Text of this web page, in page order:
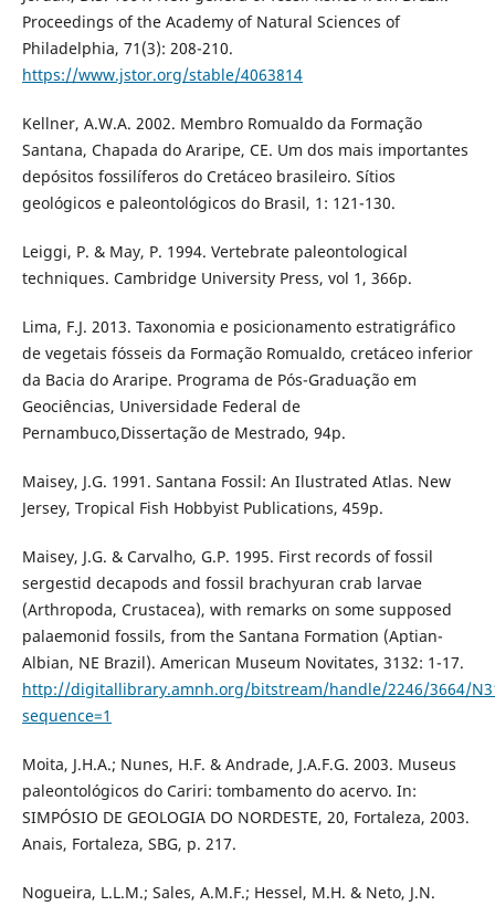
Proceedings of the Academy of Natural Sciences of
Philadelphia, 71(3): 208-210.
https://www.jstor.org/stable/4063814
Kellner, A.W.A. 2002. Membro Romualdo da Formação
Santana, Chapada do Araripe, CE. Um dos mais importantes
depósitos fossilíferos do Cretáceo brasileiro. Sítios
geológicos e paleontológicos do Brasil, 1: 121-130.
Leiggi, P. & May, P. 1994. Vertebrate paleontological
techniques. Cambridge University Press, vol 1, 366p.
Lima, F.J. 2013. Taxonomia e posicionamento estratigráfico
de vegetais fósseis da Formação Romualdo, cretáceo inferior
da Bacia do Araripe. Programa de Pós-Graduação em
Geociências, Universidade Federal de
Pernambuco,Dissertação de Mestrado, 94p.
Maisey, J.G. 1991. Santana Fossil: An Ilustrated Atlas. New
Jersey, Tropical Fish Hobbyist Publications, 459p.
Maisey, J.G. & Carvalho, G.P. 1995. First records of fossil
sergestid decapods and fossil brachyuran crab larvae
(Arthropoda, Crustacea), with remarks on some supposed
palaemonid fossils, from the Santana Formation (Aptian-
Albian, NE Brazil). American Museum Novitates, 3132: 1-17.
http://digitallibrary.amnh.org/bitstream/handle/2246/3664/
sequence=1
Moita, J.H.A.; Nunes, H.F. & Andrade, J.A.F.G. 2003. Museus
paleontológicos do Cariri: tombamento do acervo. In:
SIMPÓSIO DE GEOLOGIA DO NORDESTE, 20, Fortaleza, 2003.
Anais, Fortaleza, SBG, p. 217.
Nogueira, L.L.M.; Sales, A.M.F.; Hessel, M.H. & Neto, J.N.